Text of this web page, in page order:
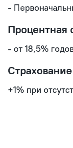
Процентная
- от 18,5%
Страхование
+1% при